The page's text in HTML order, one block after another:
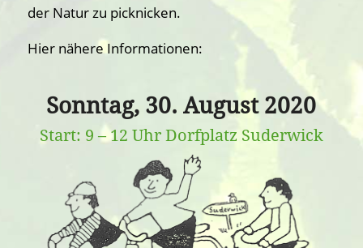
der Natur zu picknicken.
Hier nähere Informationen:
Sonntag, 30. August 2020
Start: 9 – 12 Uhr Dorfplatz Suderwick